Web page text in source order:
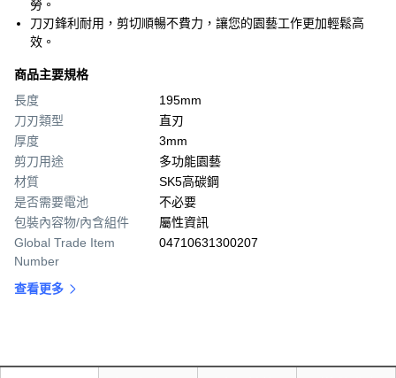
勞。
刀刃鋒利耐用，剪切順暢不費力，讓您的園藝工作更加輕鬆高
效。
商品主要規格
長度
195mm
刀刃類型
直刃
厚度
3mm
剪刀用途
多功能園藝
材質
SK5高碳鋼
是否需要電池
不必要
包裝內容物/內含組件
屬性資訊
Global Trade Item
Number
04710631300207
查看更多